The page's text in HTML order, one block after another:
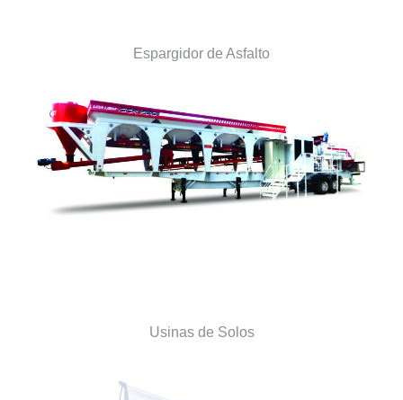
Espargidor de Asfalto
Usinas de Solos